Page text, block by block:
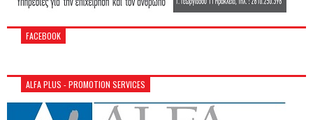
FACEBOOK
ALFA PLUS - PROMOTION SERVICES